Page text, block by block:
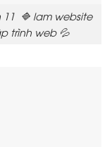
🔷 lam website
trình web 💦